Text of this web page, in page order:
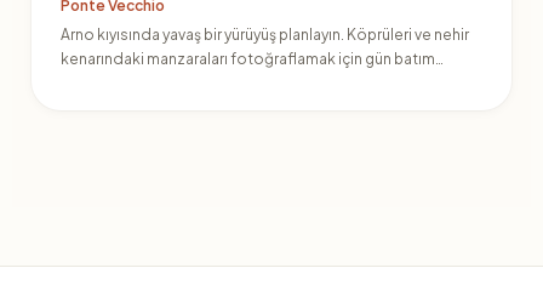
Ponte Vecchio
Arno kıyısında yavaş bir yürüyüş planlayın. Köprüleri ve nehir
kenarındaki manzaraları fotoğraflamak için gün batım…